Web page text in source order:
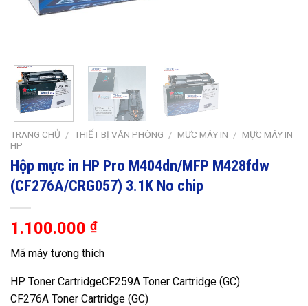
TRANG CHỦ / THIẾT BỊ VĂN PHÒNG / MỰC MÁY IN / MỰC MÁY IN
HP
Hộp mực in HP Pro M404dn/MFP M428fdw
(CF276A/CRG057) 3.1K No chip
1.100.000 ₫
Mã máy tương thích
HP Toner CartridgeCF259A Toner Cartridge (GC)
CF276A Toner Cartridge (GC)